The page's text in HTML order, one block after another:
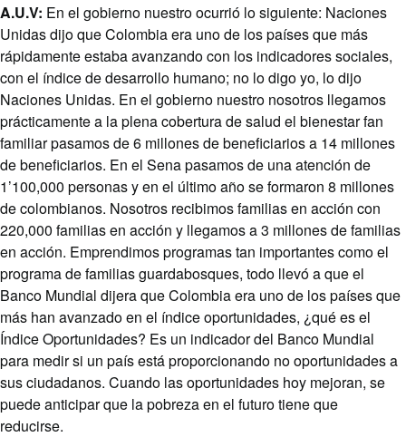
A.U.V: En el gobierno nuestro ocurrió lo siguiente: Naciones
Unidas dijo que Colombia era uno de los países que más
rápidamente estaba avanzando con los indicadores sociales,
con el índice de desarrollo humano; no lo digo yo, lo dijo
Naciones Unidas. En el gobierno nuestro nosotros llegamos
prácticamente a la plena cobertura de salud el bienestar fan
familiar pasamos de 6 millones de beneficiarios a 14 millones
de beneficiarios. En el Sena pasamos de una atención de
1’100,000 personas y en el último año se formaron 8 millones
de colombianos. Nosotros recibimos familias en acción con
220,000 familias en acción y llegamos a 3 millones de familias
en acción. Emprendimos programas tan importantes como el
programa de familias guardabosques, todo llevó a que el
Banco Mundial dijera que Colombia era uno de los países que
más han avanzado en el índice oportunidades, ¿qué es el
Índice Oportunidades? Es un indicador del Banco Mundial
para medir si un país está proporcionando no oportunidades a
sus ciudadanos. Cuando las oportunidades hoy mejoran, se
puede anticipar que la pobreza en el futuro tiene que
reducirse.